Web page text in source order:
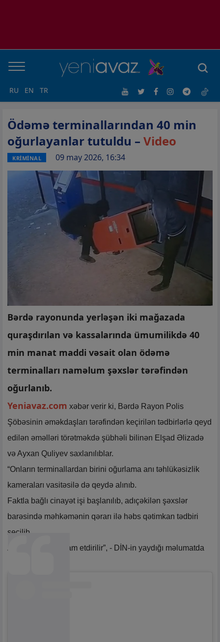
RU EN TR
Ödəmə terminallarından 40 min
oğurlayanlar tutuldu – Video
KRİMİNAL 09 may 2026, 16:34
Bərdə rayonunda yerləşən iki mağazada
quraşdırılan və kassalarında ümumilikdə 40
min manat maddi vəsait olan ödəmə
terminalları naməlum şəxslər tərəfindən
oğurlanıb.
Yeniavaz.com xəbər verir ki, Bərdə Rayon Polis
Şöbəsinin əməkdaşları tərəfindən keçirilən tədbirlərlə qeyd
edilən əməlləri törətməkdə şübhəli bilinən Elşad Əlizadə
və Ayxan Quliyev saxlanılıblar.
“Onların terminallardan birini oğurlama anı təhlükəsizlik
kameraları vasitəsilə də qeydə alınıb.
Faktla bağlı cinayət işi başlanılıb, adıçəkilən şəxslər
barəsində məhkəmənin qərarı ilə həbs qətimkan tədbiri
seçilib.
Araşdırmalar davam etdirilir”, - DİN-in yaydığı məlumatda